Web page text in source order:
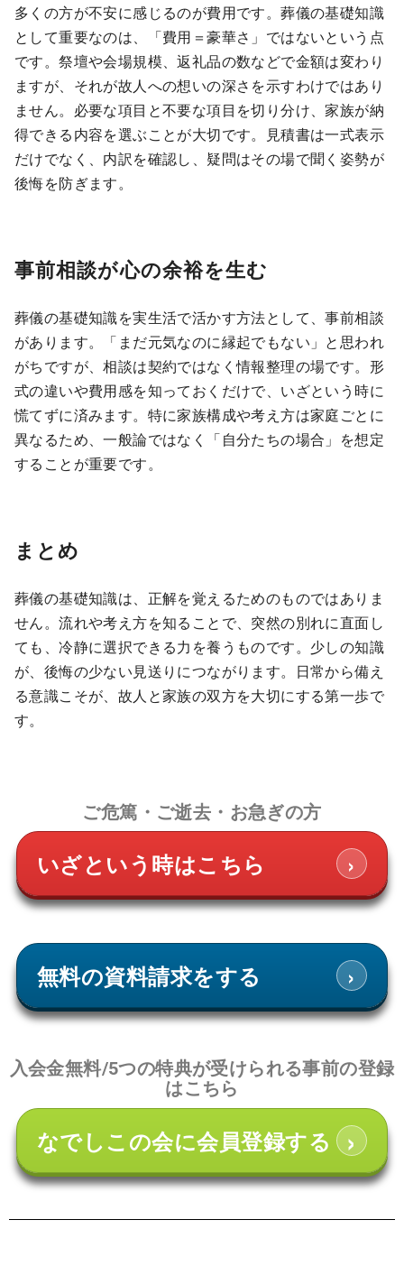
多くの方が不安に感じるのが費用です。葬儀の基礎知識
として重要なのは、「費用＝豪華さ」ではないという点
です。祭壇や会場規模、返礼品の数などで金額は変わり
ますが、それが故人への想いの深さを示すわけではあり
ません。必要な項目と不要な項目を切り分け、家族が納
得できる内容を選ぶことが大切です。見積書は一式表示
だけでなく、内訳を確認し、疑問はその場で聞く姿勢が
後悔を防ぎます。
事前相談が心の余裕を生む
葬儀の基礎知識を実生活で活かす方法として、事前相談
があります。「まだ元気なのに縁起でもない」と思われ
がちですが、相談は契約ではなく情報整理の場です。形
式の違いや費用感を知っておくだけで、いざという時に
慌てずに済みます。特に家族構成や考え方は家庭ごとに
異なるため、一般論ではなく「自分たちの場合」を想定
することが重要です。
まとめ
葬儀の基礎知識は、正解を覚えるためのものではありま
せん。流れや考え方を知ることで、突然の別れに直面し
ても、冷静に選択できる力を養うものです。少しの知識
が、後悔の少ない見送りにつながります。日常から備え
る意識こそが、故人と家族の双方を大切にする第一歩で
す。
ご危篤・ご逝去・お急ぎの方
いざという時はこちら ›
無料の資料請求をする ›
入会金無料/5つの特典が受けられる事前の登録
はこちら
なでしこの会に会員登録する ›